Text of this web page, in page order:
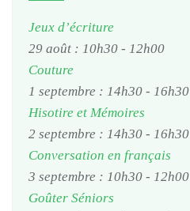
Jeux d’écriture
29 août : 10h30 - 12h00
Couture
1 septembre : 14h30 - 16h30
Hisotire et Mémoires
2 septembre : 14h30 - 16h30
Conversation en français
3 septembre : 10h30 - 12h00
Goûter Séniors